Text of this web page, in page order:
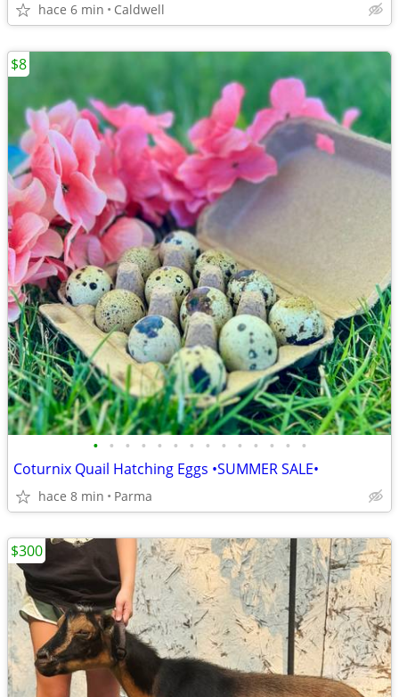
hace 6 min Caldwell
• • • • • • • • • • • • • •
Coturnix Quail Hatching Eggs •SUMMER SALE•
hace 8 min Parma
$8
$300